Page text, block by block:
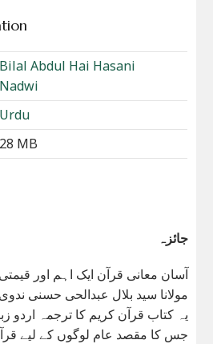
Bilal Abdul Hai Hasani
Nadwi
Urdu
28 MB
جائزہ
آسان معانی قرآن ایک اہم اور
مولانا سید بلال عبدالحی حسنی
یہ کتاب قرآن کریم کا ترجمہ اردو
جس کا مقصد عام لوگوں کے لیے